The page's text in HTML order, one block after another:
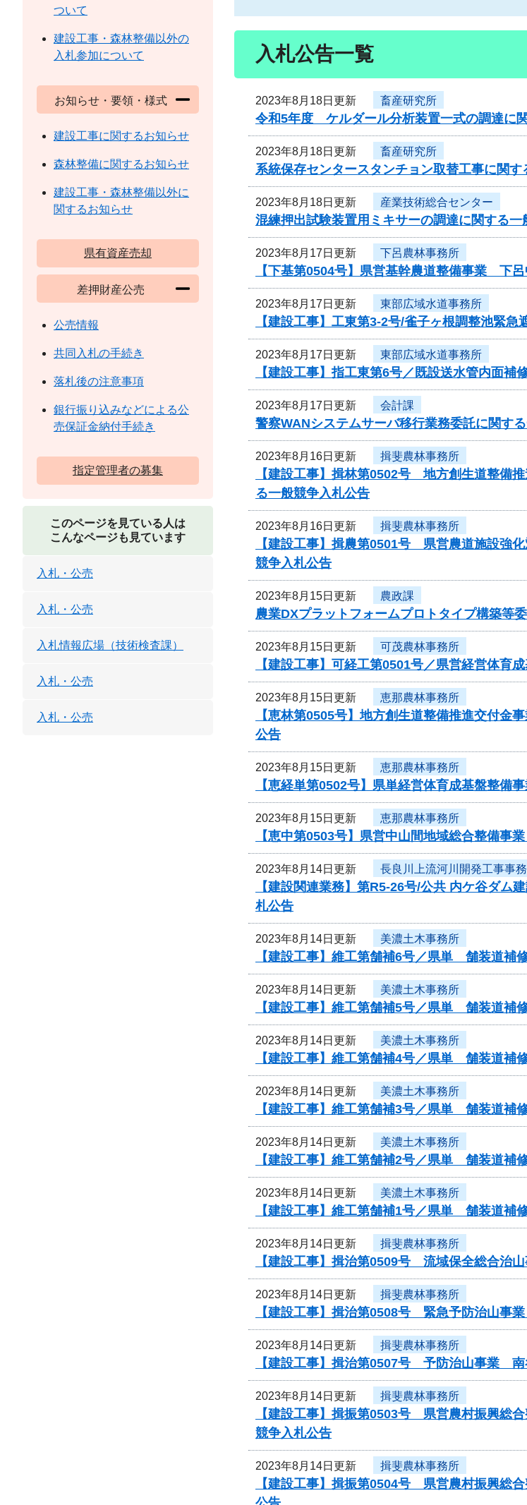
入札公告一覧
2023年8月18日更新 畜産研究所
令和5年度 ケルダール分析装置一式の調達に
2023年8月18日更新 畜産研究所
系統保存センタースタンチョン取替工事に関
2023年8月18日更新 産業技術総合センター
混練押出試験装置用ミキサーの調達に関する一
2023年8月17日更新 下呂農林事務所
【下基第0504号】県営基幹農道整備事業 下
2023年8月17日更新 東部広域水道事務所
【建設工事】工東第3-2号/雀子ヶ根調整池緊
2023年8月17日更新 東部広域水道事務所
【建設工事】指工東第6号／既設送水管内面補
2023年8月17日更新 会計課
警察WANシステムサーバ移行業務委託に関す
2023年8月16日更新 揖斐農林事務所
【建設工事】揖林第0502号 地方創生道整備
る一般競争入札公告
2023年8月16日更新 揖斐農林事務所
【建設工事】揖農第0501号 県営農道施設
競争入札公告
2023年8月15日更新 農政課
農業DXプラットフォームプロトタイプ構築等
2023年8月15日更新 可茂農林事務所
【建設工事】可経工第0501号／県営経営体育
2023年8月15日更新 恵那農林事務所
【恵林第0505号】地方創生道整備推進交付
公告
2023年8月15日更新 恵那農林事務所
【恵経単第0502号】県単経営体育成基盤整
2023年8月15日更新 恵那農林事務所
【恵中第0503号】県営中山間地域総合整備
2023年8月14日更新 長良川上流河川開発工事事
【建設関連業務】第R5-26号/公共 内ケ谷ダ
札公告
2023年8月14日更新 美濃土木事務所
【建設工事】維工第舗補6号／県単 舗装道補
2023年8月14日更新 美濃土木事務所
【建設工事】維工第舗補5号／県単 舗装道補
2023年8月14日更新 美濃土木事務所
【建設工事】維工第舗補4号／県単 舗装道補
2023年8月14日更新 美濃土木事務所
【建設工事】維工第舗補3号／県単 舗装道補
2023年8月14日更新 美濃土木事務所
【建設工事】維工第舗補2号／県単 舗装道補
2023年8月14日更新 美濃土木事務所
【建設工事】維工第舗補1号／県単 舗装道補
2023年8月14日更新 揖斐農林事務所
【建設工事】揖治第0509号 流域保全総合
2023年8月14日更新 揖斐農林事務所
【建設工事】揖治第0508号 緊急予防治山
2023年8月14日更新 揖斐農林事務所
【建設工事】揖治第0507号 予防治山事業
2023年8月14日更新 揖斐農林事務所
【建設工事】揖振第0503号 県営農村振興
競争入札公告
2023年8月14日更新 揖斐農林事務所
【建設工事】揖振第0504号 県営農村振興
ついて
建設工事・森林整備以外の
入札参加について
お知らせ・要領・様式
建設工事に関するお知らせ
森林整備に関するお知らせ
建設工事・森林整備以外に
関するお知らせ
県有資産売却
差押財産公売
公売情報
共同入札の手続き
落札後の注意事項
銀行振り込みなどによる公
売保証金納付手続き
指定管理者の募集
このページを見ている人は
こんなページも見ています
入札・公売
入札・公売
入札情報広場（技術検査課）
入札・公売
入札・公売